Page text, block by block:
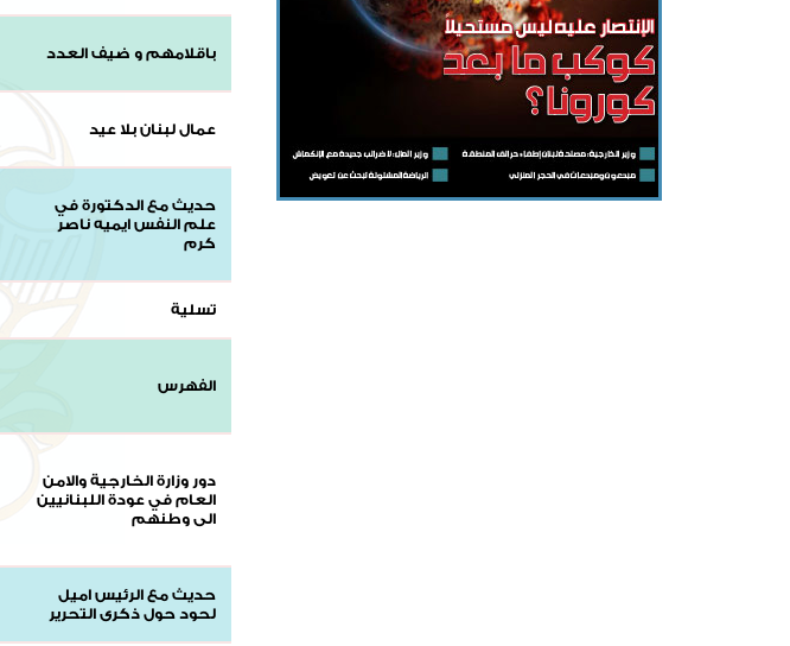
باقلامهم و ضيف العدد
عمال لبنان بلا عيد
حديث مع الدكتورة في
علم النفس ايميه ناصر
كرم
تسلية
الفهرس
دور وزارة الخارجية والامن
العام في عودة اللبنانيين
الى وطنهم
حديث مع الرئيس اميل
لحود حول ذكرى التحرير